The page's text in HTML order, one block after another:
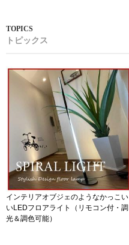
トピックス
インテリアオブジェのようなかっこい
いLEDフロアライト（リモコン付・調
光＆調色可能）